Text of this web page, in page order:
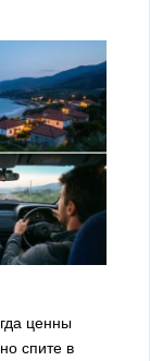
ценны
спите в